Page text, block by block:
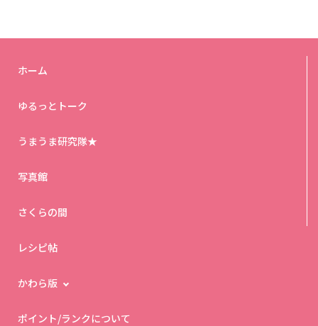
ホーム
ゆるっとトーク
うまうま研究隊★
写真館
さくらの間
レシピ帖
かわら版
ポイント/ランクについて